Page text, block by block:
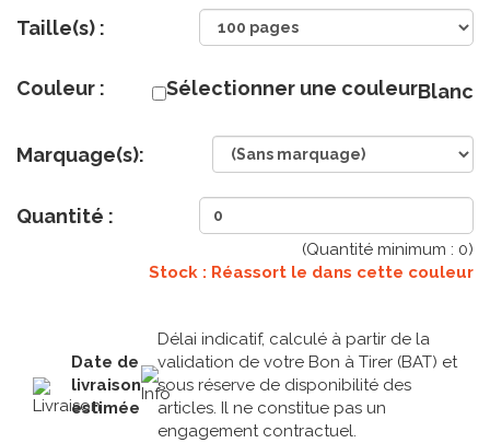
Taille(s) :
Couleur : Sélectionner une couleurBlanc
Marquage(s):
Quantité :
(Quantité minimum : 0)
Stock : Réassort le dans cette couleur
Date de
livraison
estimée
Délai indicatif, calculé à partir de la
validation de votre Bon à Tirer (BAT) et
sous réserve de disponibilité des
articles. Il ne constitue pas un
engagement contractuel.